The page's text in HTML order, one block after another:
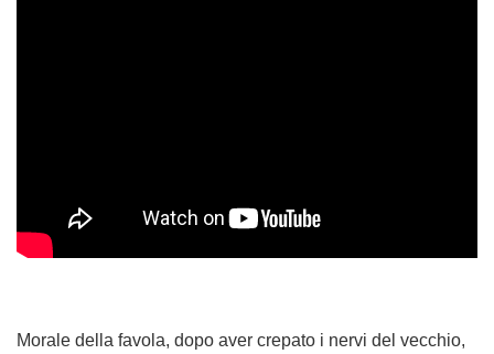
Morale della favola, dopo aver crepato i nervi del vecchio,